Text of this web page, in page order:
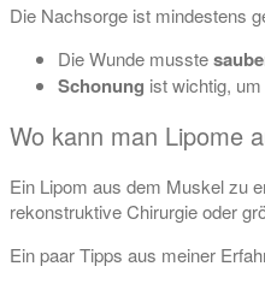
Die Nachsorge ist mindestens
Die Wunde musste
Schonung ist wichtig,
Wo kann man Lipome
Ein Lipom aus dem Muskel zu
rekonstruktive Chirurgie oder
Ein paar Tipps aus meiner